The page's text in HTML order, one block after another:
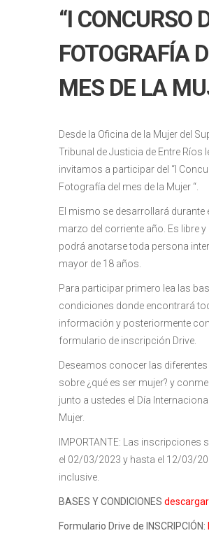
“I CONCURSO
FOTOGRAFÍA
MES DE LA
Desde la Oficina de la Mujer del
Tribunal de Justicia de Entre Ríos
invitamos a participar del “I
Fotografía del mes de la Mujer “.
El mismo se desarrollará durante
marzo del corriente año. Es libre
podrá anotarse toda persona
mayor de 18 años.
Para participar primero lea las
condiciones donde encontrará
información y posteriormente
formulario de inscripción Drive.
Deseamos conocer las
sobre ¿qué es ser mujer? y
junto a ustedes el Día
Mujer.
IMPORTANTE: Las inscripciones
el 02/03/2023 y hasta el 12/03/
inclusive.
BASES Y CONDICIONES
Formulario Drive de INSCRIPCIÓN: